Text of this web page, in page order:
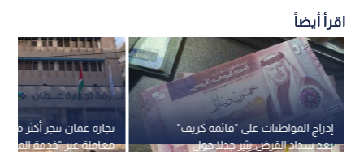
اقرأ أيضاً
معاملة عبر "خدمة المكان
إدراج المواطنات على "قائمة كريف"
بعد سداد القرض يثير جدلا حول